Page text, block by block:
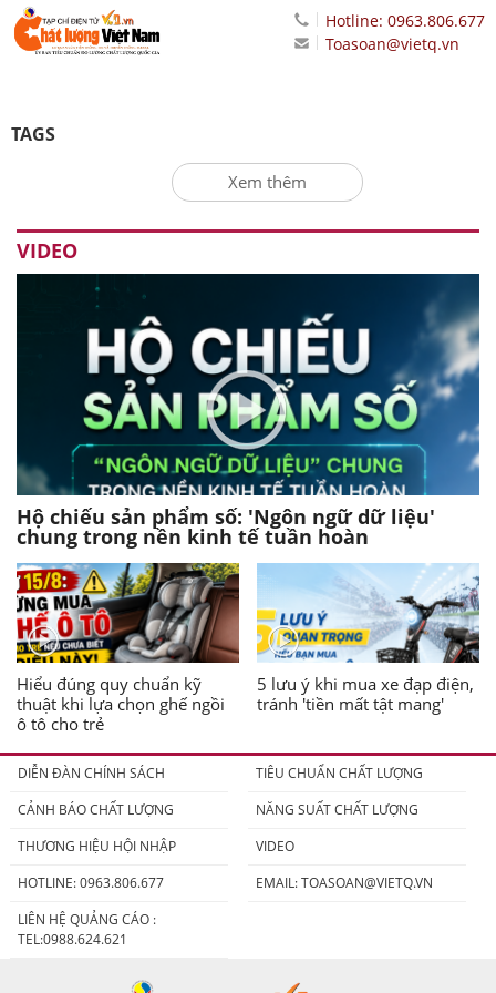
Hotline: 0963.806.677
Toasoan@vietq.vn
TAGS
Xem thêm
VIDEO
Hộ chiếu sản phẩm số: 'Ngôn ngữ dữ liệu'
chung trong nền kinh tế tuần hoàn
Hiểu đúng quy chuẩn kỹ
thuật khi lựa chọn ghế ngồi
ô tô cho trẻ
5 lưu ý khi mua xe đạp điện,
tránh 'tiền mất tật mang'
DIỄN ĐÀN CHÍNH SÁCH
TIÊU CHUẨN CHẤT LƯỢNG
CẢNH BÁO CHẤT LƯỢNG
NĂNG SUẤT CHẤT LƯỢNG
THƯƠNG HIỆU HỘI NHẬP
VIDEO
HOTLINE: 0963.806.677
EMAIL:TOASOAN@VIETQ.VN
LIÊN HỆ QUẢNG CÁO :
TEL:0988.624.621